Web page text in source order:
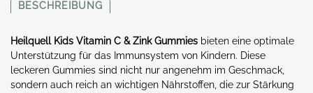
BESCHREIBUNG
Heilquell Kids Vitamin C & Zink Gummies bieten eine optimale
Unterstützung für das Immunsystem von Kindern. Diese
leckeren Gummies sind nicht nur angenehm im Geschmack,
sondern auch reich an wichtigen Nährstoffen, die zur Stärkung